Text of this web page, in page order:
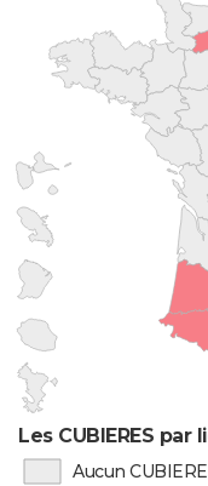
Les CUBIERES
Aucun